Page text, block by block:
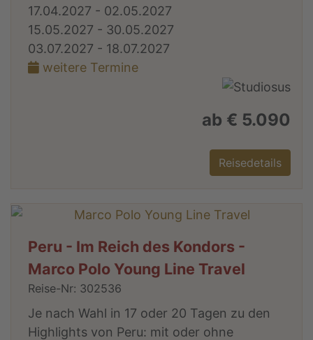
17.04.2027 - 02.05.2027
15.05.2027 - 30.05.2027
03.07.2027 - 18.07.2027
weitere Termine
ab € 5.090
Reisedetails
Peru - Im Reich des Kondors -
Marco Polo Young Line Travel
Reise-Nr: 302536
Je nach Wahl in 17 oder 20 Tagen zu den
Highlights von Peru: mit oder ohne